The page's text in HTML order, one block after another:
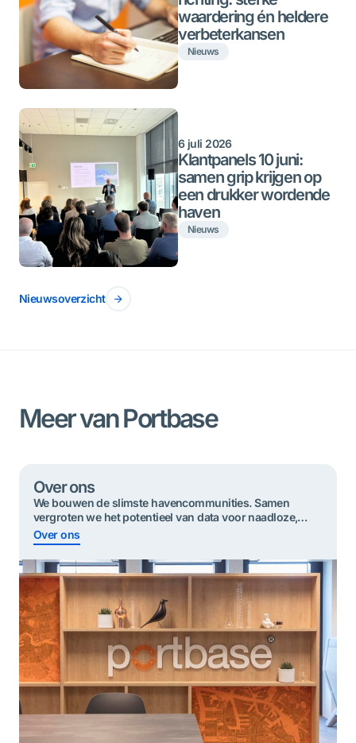
waardering én heldere
verbeterkansen
Nieuws
6 juli 2026
Klantpanels 10 juni:
samen grip krijgen op
een drukker wordende
haven
Nieuws
Nieuwsoverzicht
Meer van Portbase
Over ons
We bouwen de slimste havencommunities. Samen
vergroten we het potentieel van data voor ​​naadloze,
duurzame en veilige goederenstromen.
Over ons